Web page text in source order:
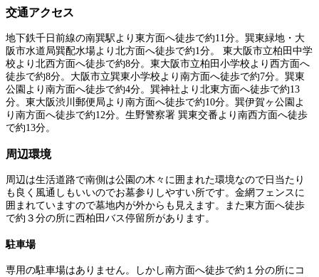
交通アクセス
地下鉄千日前線の南巽駅より東方面へ徒歩で約11分。巽東緑地・大
阪市水道局巽配水場より北方面へ徒歩で約1分。 東大阪市立柏田中学
校より北西方面へ徒歩で約8分。東大阪市立柏田小学校より西方面へ
徒歩で約8分。大阪市立巽東小学校より南方面へ徒歩で約7分。巽東
公園より南方面へ徒歩で約4分。巽神社より北東方面へ徒歩で約13
分。東大阪渋川郵便局より南方面へ徒歩で約10分。巽伊賀ヶ公園よ
り南方面へ徒歩で約12分。生野警察署 巽東交番より南西方面へ徒歩
で約13分。
周辺環境
周辺は生活道路で南側は公園の木々に囲まれた環境なので日当たり
も良く風通しもいいのでお墓参りしやすい所です。金網フェンスに
囲まれていますので墓地内が外からも見えます。また東方面へ徒歩
で約３分の所に西柏田バス停留所があります。
駐車場
専用の駐車場はありません。しかし南方面へ徒歩で約１分の所にコ